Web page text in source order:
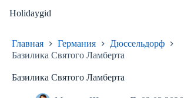
Holidaygid
Главная Германия
Дюссельдорф
Базилика Святого Ламберта
Базилика Святого Ламберта